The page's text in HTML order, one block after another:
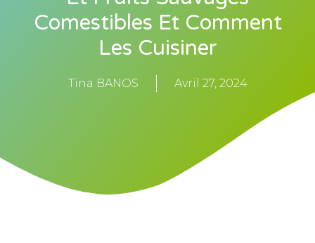
Comestibles Et Comment
Les Cuisiner
Tina BANOS Avril 27, 2024